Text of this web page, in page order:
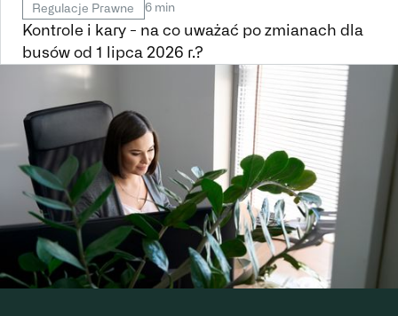
Regulacje Prawne 6 min
Kontrole i kary - na co uważać po zmianach dla
busów od 1 lipca 2026 r.?